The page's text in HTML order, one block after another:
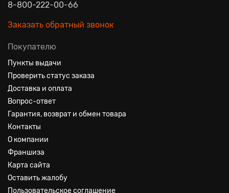
8-800-222-00-66
Заказать обратный звонок
Покупателю
Пункты выдачи
Проверить статус заказа
Доставка и оплата
Вопрос-ответ
Гарантия, возврат и обмен товара
Контакты
О компании
Франшиза
Карта сайта
Оставить жалобу
Пользовательское соглашение